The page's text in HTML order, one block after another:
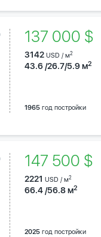
137 000 $
3142 USD / м2
43.6 /26.7/5.9 м2
1965год постройки
147 500 $
2221 USD / м2
66.4 /56.8 м2
2025год постройки